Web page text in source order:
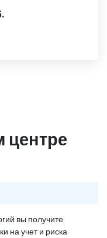
центре
вы получите
на учет и риска